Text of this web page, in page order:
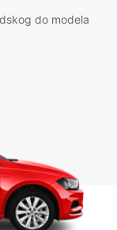
do modela